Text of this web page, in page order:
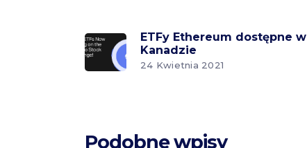
ETFy Ethereum dostępne w
Kanadzie
24 Kwietnia 2021
Podobne wpisy